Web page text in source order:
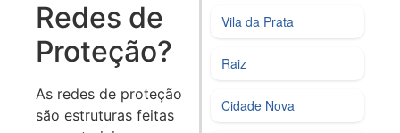
Redes de
Proteção?
As redes de proteção
são estruturas feitas
Vila da Prata
Raiz
Cidade Nova